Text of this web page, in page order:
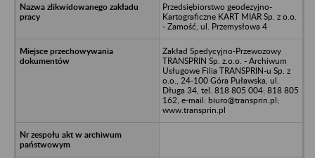
Przedsiębiorstwo geodezyjno-
Kartograficzne KART MIAR Sp. z o.o.
- Zamość, ul. Przemysłowa 4
Zakład Spedycyjno-Przewozowy
TRANSPRIN Sp. z.o.o. - Archiwum
Usługowe Filia TRANSPRIN-u Sp. z
o.o., 24-100 Góra Puławska, ul.
Długa 34, tel. 818 805 004; 818 805
162, e-mail: biuro@transprin.pl;
www.transprin.pl